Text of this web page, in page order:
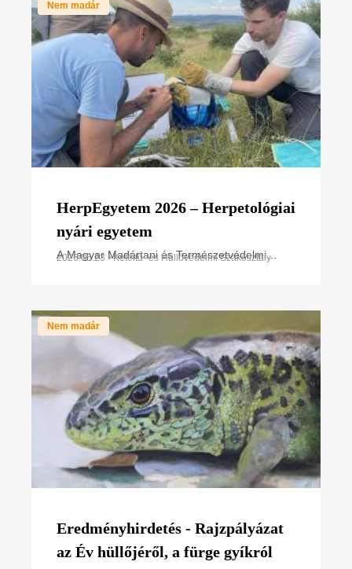
Nem madár
HerpEgyetem 2026 – Herpetológiai
nyári egyetem
A Magyar Madártani és Természetvédelmi
2026.05.23 • Kétéltű- és Hüllővédelmi Szakosztály
Nem madár
Eredményhirdetés - Rajzpályázat
az Év hüllőjéről, a fürge gyíkról